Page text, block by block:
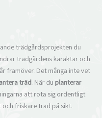
trädgårdsprojekten du
trädgårdens karaktär och
framöver. Det många inte vet
träd. När du planterar
att rota sig ordentligt
och friskare träd på sikt.